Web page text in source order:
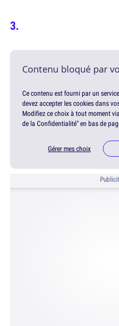
Contenu bloqué par
Ce contenu est fourni par un
devez accepter les cookies dans
Modifiez ce choix à tout moment
de la Confidentialité" en bas de
Gérer mes choix